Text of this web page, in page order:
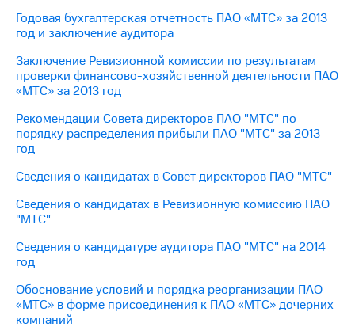
Достижения
Финансовая
отчетность
Контакты
регионе
и акционерам
управление
секретарь
Раскрытие
информации
Годовая бухгалтерская отчетность ПАО «МТС» за 2013
год и заключение аудитора
Заключение Ревизионной комиссии по результатам
проверки финансово-хозяйственной деятельности ПАО
«МТС» за 2013 год
Рекомендации Совета директоров ПАО "МТС" по
порядку распределения прибыли ПАО "МТС" за 2013
год
Сведения о кандидатах в Совет директоров ПАО "МТС"
Сведения о кандидатах в Ревизионную комиссию ПАО
"МТС"
Сведения о кандидатуре аудитора ПАО "МТС" на 2014
год
Обоснование условий и порядка реорганизации ПАО
«МТС» в форме присоединения к ПАО «МТС» дочерних
компаний